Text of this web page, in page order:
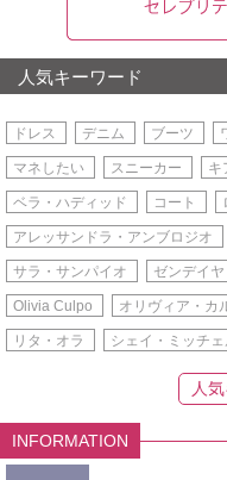
人気キーワード
ドレス デニム ブーツ
マネしたい スニーカー キ
ベラ・ハディッド コート
アレッサンドラ・アンブロジオ
サラ・サンパイオ ゼンデイヤ
Olivia Culpo オリヴィア・カ
リタ・オラ シェイ・ミッチ
人
INFORMATION